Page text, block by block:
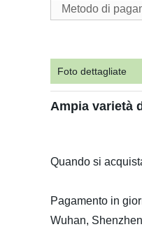
Metodo di
Foto dettagliate
Ampia varietà
Quando si
Pagamento in
Wuhan,